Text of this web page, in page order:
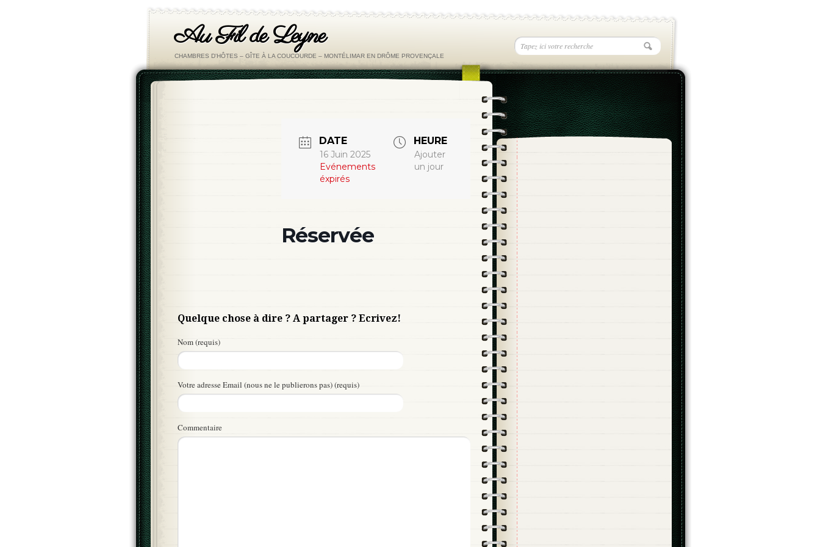
Au Fil de Leyne
CHAMBRES D'HÔTES – GÎTE À LA COUCOURDE – MONTÉLIMAR EN DRÔME PROVENÇALE
DATE
16 Juin 2025
Evénements
éxpirés
HEURE
Ajouter
un jour
Réservée
Quelque chose à dire ? A partager ? Ecrivez!
Nom (requis)
Votre adresse Email (nous ne le publierons pas) (requis)
Commentaire